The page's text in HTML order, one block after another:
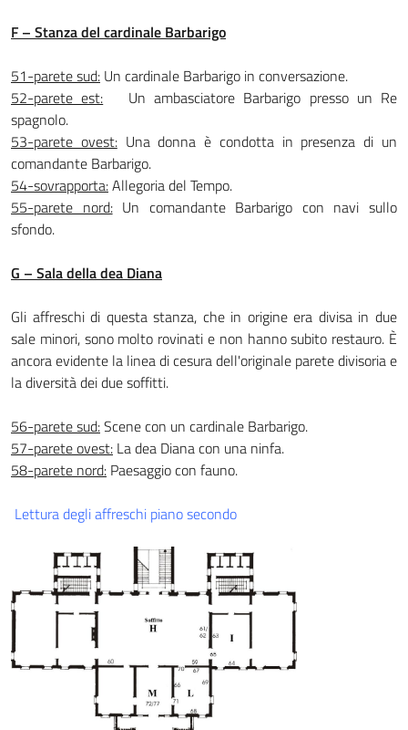
F – Stanza del cardinale Barbarigo
51-parete sud: Un cardinale Barbarigo in conversazione.
52-parete est: Un ambasciatore Barbarigo presso un Re
spagnolo.
53-parete ovest:Una donna è condotta in presenza di un
comandante Barbarigo.
54-sovrapporta:Allegoria del Tempo.
55-parete nord:Un comandante Barbarigo con navi sullo
sfondo.
G – Sala della dea Diana
Gli affreschi di questa stanza, che in origi­ne era divisa in due
sale minori, sono molto rovinati e non hanno subito restauro. È
ancora evidente la linea di cesura dell'ori­ginale parete divisoria e
la diversità dei due soffitti.
56-parete sud:Scene con un cardinale Barbarigo.
57-parete ovest: La dea Diana con una ninfa.
58-parete nord: Paesaggio con fauno.
Lettura degli affreschi piano secondo